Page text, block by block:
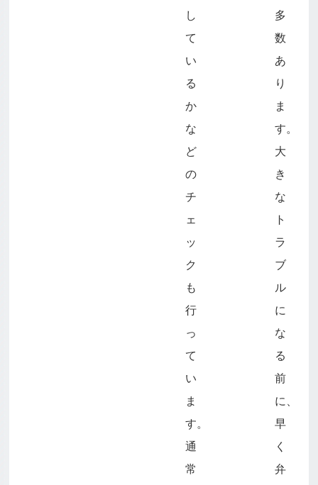
し
て
い
る
か
な
ど
の
チ
ェ
ッ
ク
も
行
っ
て
い
ま
す。
通
常
多
数
あ
り
ま
す。
大
き
な
ト
ラ
ブ
ル
に
な
る
前
に、
早
く
弁